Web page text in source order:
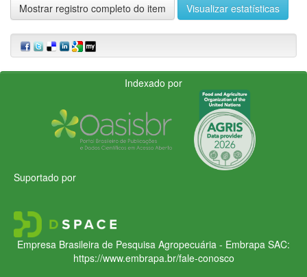
Mostrar registro completo do item Visualizar estatísticas
Indexado por
Suportado por
Empresa Brasileira de Pesquisa Agropecuária - Embrapa SAC:
https://www.embrapa.br/fale-conosco